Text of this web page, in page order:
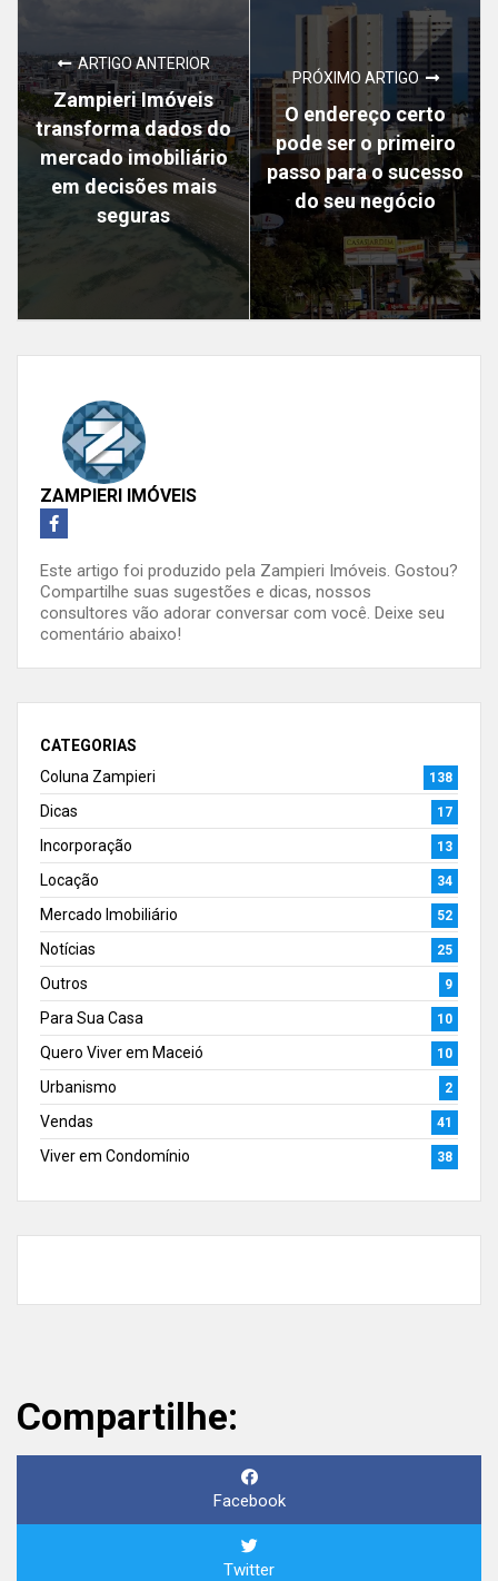
ARTIGO ANTERIOR
Zampieri Imóveis
transforma dados do
mercado imobiliário
em decisões mais
seguras
PRÓXIMO ARTIGO
O endereço certo
pode ser o primeiro
passo para o sucesso
do seu negócio
ZAMPIERI IMÓVEIS
Este artigo foi produzido pela Zampieri Imóveis. Gostou?
Compartilhe suas sugestões e dicas, nossos
consultores vão adorar conversar com você. Deixe seu
comentário abaixo!
CATEGORIAS
Coluna Zampieri
138
Dicas 17
Incorporação 13
Locação 34
Mercado Imobiliário 52
Notícias 25
Outros 9
Para Sua Casa 10
Quero Viver em Maceió 10
Urbanismo 2
Vendas 41
Viver em Condomínio 38
Compartilhe:
Facebook
Twitter